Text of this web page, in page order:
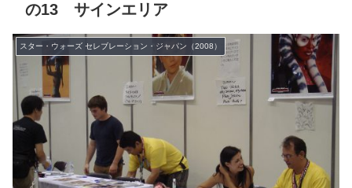
の13 サインエリア
スター・ウォーズ セレブレーション・ジャパン（2008）